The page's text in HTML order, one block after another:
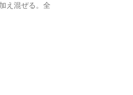
え混ぜる。全